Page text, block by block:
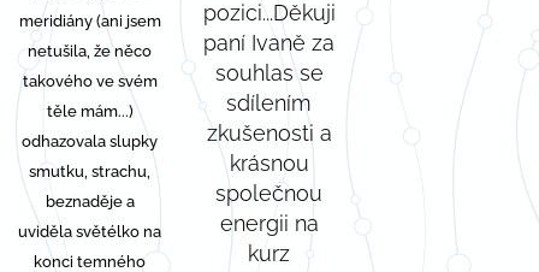
meridiány (ani jsem
netušila, že něco
takového ve svém
těle mám...)
odhazovala slupky
smutku, strachu,
beznaděje a
uviděla světélko na
konci temného
pozici...Děkuji
paní Ivaně za
souhlas se
sdílením
zkušenosti a
krásnou
společnou
energii na
kurz